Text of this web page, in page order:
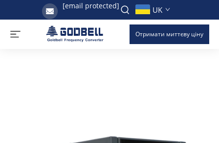
[email protected] UK
Отримати миттєву ціну